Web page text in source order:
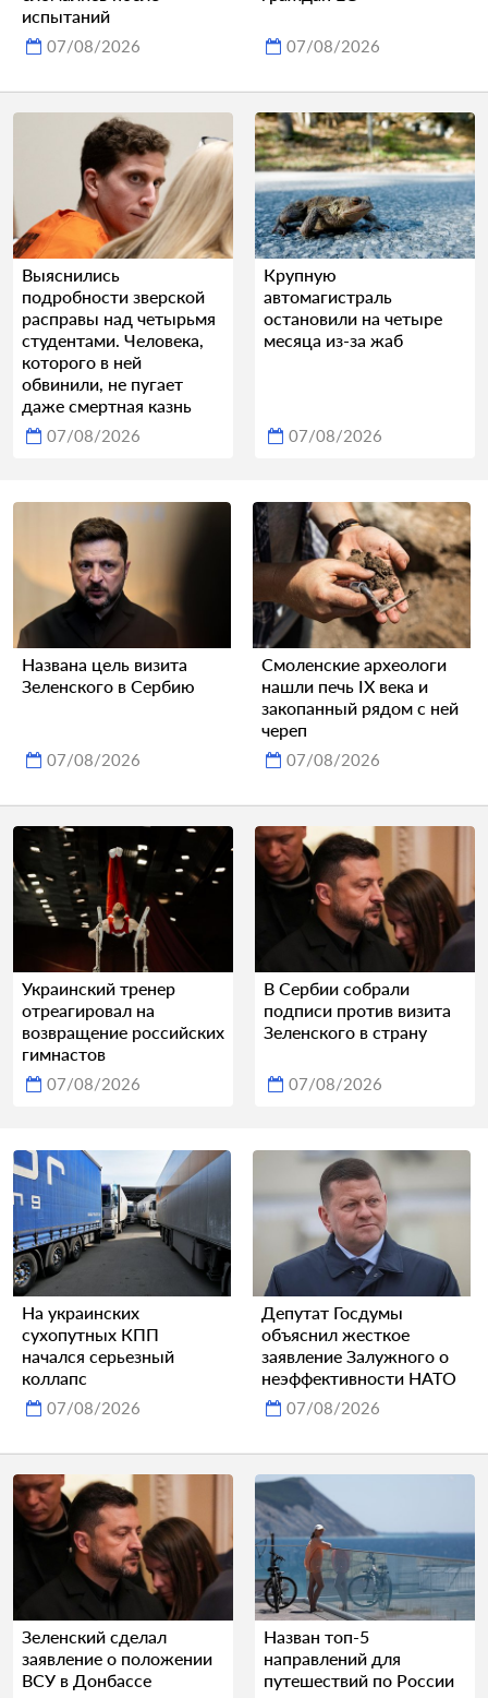
испытаний
07/08/2026 07/08/2026
Выяснились
подробности зверской
расправы над четырьмя
студентами. Человека,
которого в ней
обвинили, не пугает
даже смертная казнь
07/08/2026
Крупную
автомагистраль
остановили на четыре
месяца из-за жаб
07/08/2026
Названа цель визита
Зеленского в Сербию
07/08/2026
Смоленские археологи
нашли печь IX века и
закопанный рядом с ней
череп
07/08/2026
Украинский тренер
отреагировал на
возвращение российских
гимнастов
07/08/2026
В Сербии собрали
подписи против визита
Зеленского в страну
07/08/2026
На украинских
сухопутных КПП
начался серьезный
коллапс
07/08/2026
Депутат Госдумы
объяснил жесткое
заявление Залужного о
неэффективности НАТО
07/08/2026
Зеленский сделал
заявление о положении
ВСУ в Донбассе
Назван топ-5
направлений для
путешествий по России